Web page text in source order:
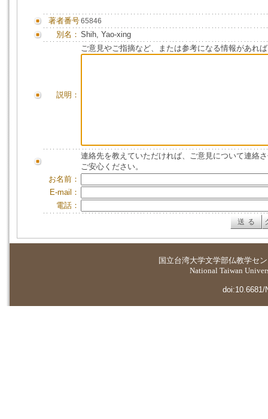
著者番号65846
別名： Shih, Yao-xing
説明：
ご意見やご指摘など、または参考になる情報があれ
連絡先を教えていただければ、ご意見について連絡
ご安心ください。
お名前：
E-mail：
電話：
国立台湾大学文学部仏教学セ
National Taiwan
doi:10.6681/